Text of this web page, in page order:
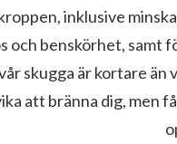
inklusive
och benskörhet, samt
skugga är kortare än
att bränna dig, men